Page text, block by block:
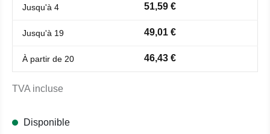
Jusqu'à 4 51,59 €
Jusqu'à 19 49,01 €
À partir de 20 46,43 €
TVA incluse
Disponible